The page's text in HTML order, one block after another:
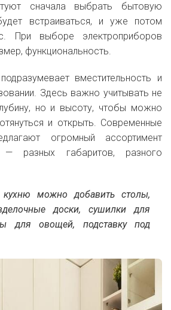
сначала выбрать бытовую
встраиваться, и уже потом
При выборе электроприборов
функциональность.
вместительность и
Здесь важно учитывать не
но и высоту, чтобы можно
и открыть. Современные
огромный ассортимент
— разных габаритов, разного
можно добавить столы,
доски, сушилки для
для овощей, подставку под